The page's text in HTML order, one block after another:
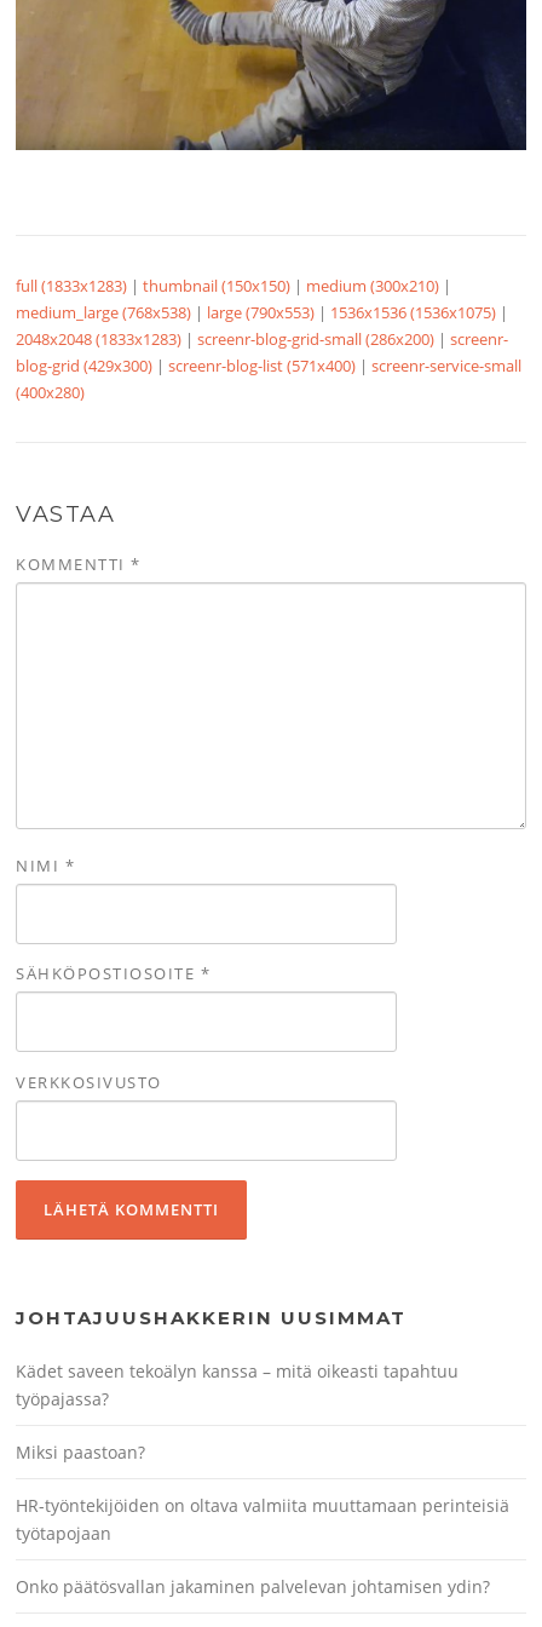
full (1833x1283) |thumbnail (150x150) | medium (300x210) |
medium_large (768x538) | large (790x553) | 1536x1536 (1536x1075) |
2048x2048 (1833x1283) |screenr-blog-grid-small (286x200) |screenr-
blog-grid (429x300) |screenr-blog-list (571x400) |screenr-service-small
(400x280)
VASTAA
KOMMENTTI*
NIMI *
SÄHKÖPOSTIOSOITE *
VERKKOSIVUSTO
JOHTAJUUSHAKKERIN UUSIMMAT
Kädet saveen tekoälyn kanssa – mitä oikeasti tapahtuu
työpajassa?
Miksi paastoan?
HR-työntekijöiden on oltava valmiita muuttamaan perinteisiä
työtapojaan
Onko päätösvallan jakaminen palvelevan johtamisen ydin?